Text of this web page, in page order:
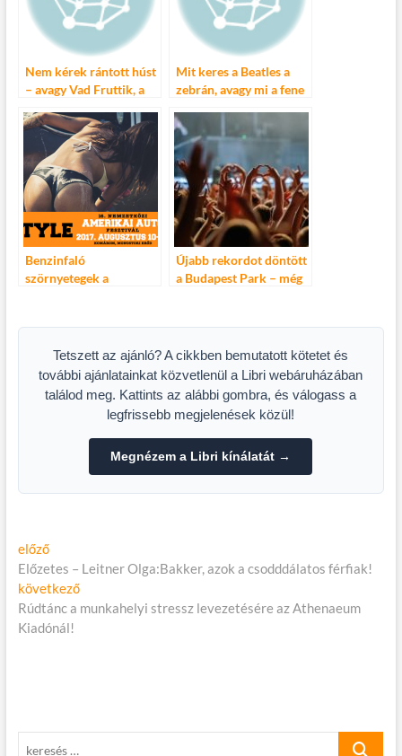
Nem kérek rántott húst
– avagy Vad Fruttik, a
Mit keres a Beatles a
zebrán, avagy mi a fene
Alternative?
Benzinfaló
szörnyetegek a
Amerikai Autó Fesztivál
Újabb rekordot döntött
a Budapest Park – még
évadban a
szórakozóhelyen
Tetszett az ajánló? A cikkben bemutatott kötetet és
további ajánlatainkat közvetlenül a Libri webáruházában
találod meg. Kattints az alábbi gombra, és válogass a
legfrissebb megjelenések közül!
Megnézem a Libri kínálatát →
Bejegyzés
navigáció
előzőElőző
cikk:
Előzetes – Leitner Olga:Bakker, azok a csodddálatos férfiak!
következőKövetkező
cikk:
Rúdtánc a munkahelyi stressz levezetésére az Athenaeum
Kiadónál!
keresés